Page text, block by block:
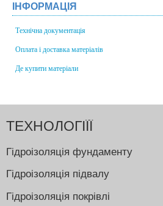
ІНФОРМАЦІЯ
Технічна документація
Оплата і доставка матеріалів
Де купити матеріали
ТЕХНОЛОГІЇЇ
Гідроізоляція фундаменту
Гідроізоляція підвалу
Гідроізоляція покрівлі